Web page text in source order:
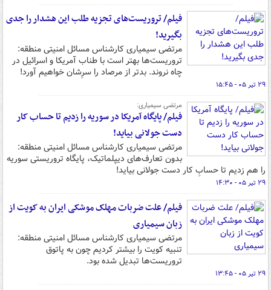
فیلم/ تروریست‌های تجزیه طلب این هشدار را جدی
بگیرید!
مرتضی سیمیاری کارشناس مسائل امنیتی منطقه:
تروریست‌ها بهتر است با طناب آمریکا و اسرائیل در
چاه نروند. بدتر از مرصاد را سرِشان خواهیم آورد!
۲۹ تیر ۰۵ - ۱۵:۴۵
مرتضی سیمیاری:
فیلم/ پایگاه آمریکا در سوریه را زدیم تا حساب کار
دست جولانی بیاید!
مرتضی سیمیاری کارشناس مسائل امنیتی منطقه:
بدون تعارف‌های دیپلماتیک، پایگاه تروریستی سوریه
را هم زدیم تا حسابِ کار دست جولانی بیاید!
۲۹ تیر ۰۵ - ۱۴:۳۰
فیلم/ علت ضربات مهلک موشکی ایران به کویت از
زبان سیمیاری
مرتضی سیمیاری کارشناس مسائل امنیتی منطقه:
تنبیه کویت را بیشتر کردیم چون به پاتوق
تروریست‌ها تبدیل شده بود.
۲۹ تیر ۰۵ - ۱۳:۴۵